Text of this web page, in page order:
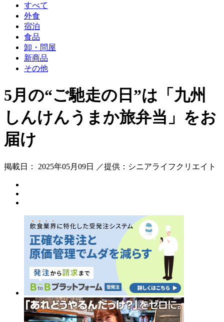
すべて
外食
宿泊
食品
卸・問屋
新商品
その他
5月の“ご馳走の日”は「九州
しんけんうまか旅弁当」をお
届け
掲載日： 2025年05月09日 ／提供：シニアライフクリエイト